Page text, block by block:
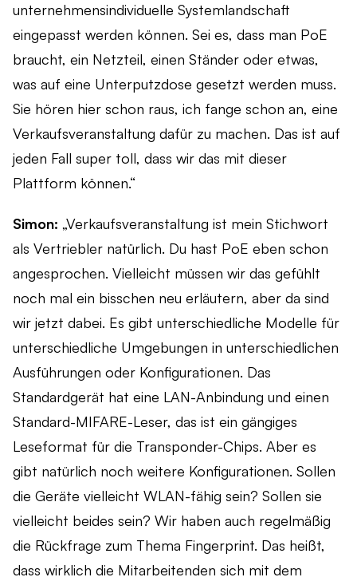
unternehmensindividuelle Systemlandschaft
eingepasst werden können. Sei es, dass man PoE
braucht, ein Netzteil, einen Ständer oder etwas,
was auf eine Unterputzdose gesetzt werden muss.
Sie hören hier schon raus, ich fange schon an, eine
Verkaufsveranstaltung dafür zu machen. Das ist auf
jeden Fall super toll, dass wir das mit dieser
Plattform können.“
Simon: „Verkaufsveranstaltung ist mein Stichwort
als Vertriebler natürlich. Du hast PoE eben schon
angesprochen. Vielleicht müssen wir das gefühlt
noch mal ein bisschen neu erläutern, aber da sind
wir jetzt dabei. Es gibt unterschiedliche Modelle für
unterschiedliche Umgebungen in unterschiedlichen
Ausführungen oder Konfigurationen. Das
Standardgerät hat eine LAN-Anbindung und einen
Standard-MIFARE-Leser, das ist ein gängiges
Leseformat für die Transponder-Chips. Aber es
gibt natürlich noch weitere Konfigurationen. Sollen
die Geräte vielleicht WLAN-fähig sein? Sollen sie
vielleicht beides sein? Wir haben auch regelmäßig
die Rückfrage zum Thema Fingerprint. Das heißt,
dass wirklich die Mitarbeitenden sich mit dem